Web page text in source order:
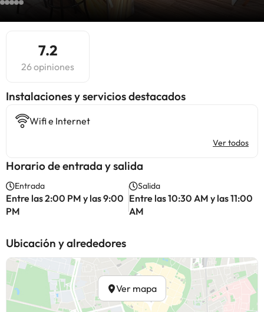
7.2
26 opiniones
Instalaciones y servicios destacados
Wifi e Internet
Ver todos
Horario de entrada y salida
Entrada
Entre las 2:00 PM y las 9:00
PM
Salida
Entre las 10:30 AM y las 11:00
AM
Ubicación y alrededores
Ver mapa